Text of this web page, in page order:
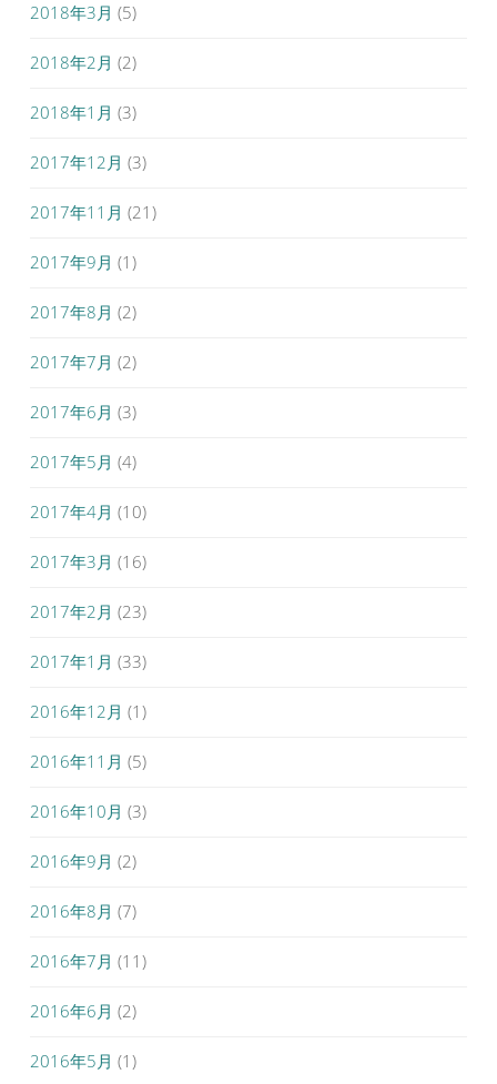
2018年3月 (5)
2018年2月 (2)
2018年1月 (3)
2017年12月 (3)
2017年11月 (21)
2017年9月 (1)
2017年8月 (2)
2017年7月 (2)
2017年6月 (3)
2017年5月 (4)
2017年4月 (10)
2017年3月 (16)
2017年2月 (23)
2017年1月 (33)
2016年12月 (1)
2016年11月 (5)
2016年10月 (3)
2016年9月 (2)
2016年8月 (7)
2016年7月 (11)
2016年6月 (2)
2016年5月 (1)